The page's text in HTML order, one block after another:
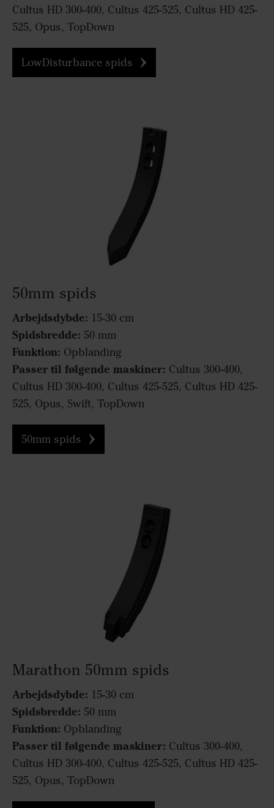
Cultus HD 300-400, Cultus 425-525, Cultus HD 425-
525, Opus, TopDown
LowDisturbance spids
50mm spids
Arbejdsdybde: 15-30 cm
Spidsbredde: 50 mm
Funktion: Opblanding
Passer til følgende maskiner: Cultus 300-400,
Cultus HD 300-400, Cultus 425-525, Cultus HD 425-
525, Opus, Swift, TopDown
50mm spids
Marathon 50mm spids
Arbejdsdybde: 15-30 cm
Spidsbredde: 50 mm
Funktion: Opblanding
Passer til følgende maskiner: Cultus 300-400,
Cultus HD 300-400, Cultus 425-525, Cultus HD 425-
525, Opus, TopDown